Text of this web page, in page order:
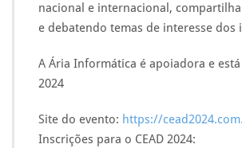
nacional e internacional,
e debatendo temas de interesse dos
A Ária Informática é apoiadora e está
2024
Site do evento: https://
Inscrições para o CEAD 2024: